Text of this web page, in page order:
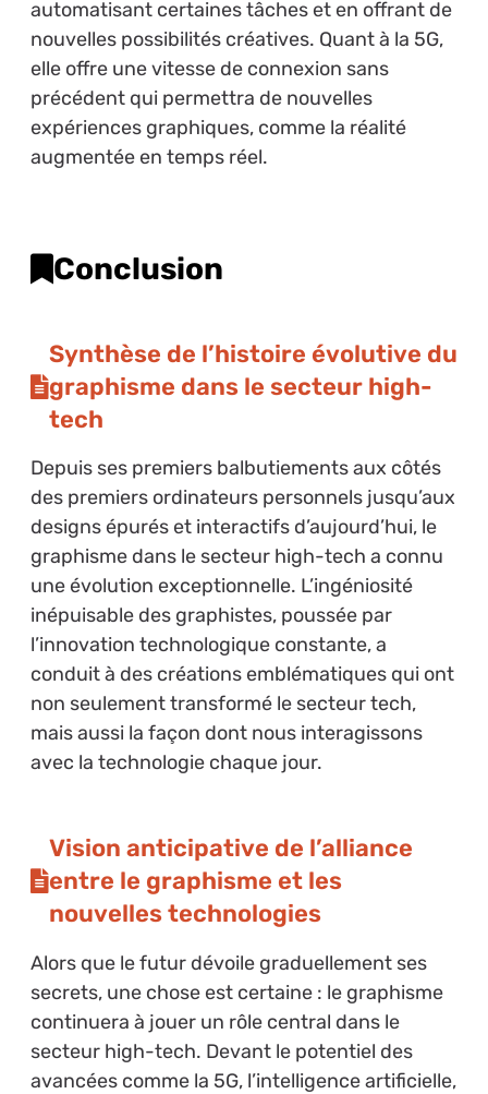
automatisant certaines tâches et en offrant de
nouvelles possibilités créatives. Quant à la 5G,
elle offre une vitesse de connexion sans
précédent qui permettra de nouvelles
expériences graphiques, comme la réalité
augmentée en temps réel.
Conclusion
Synthèse de l’histoire évolutive du
graphisme dans le secteur high-
tech
Depuis ses premiers balbutiements aux côtés
des premiers ordinateurs personnels jusqu’aux
designs épurés et interactifs d’aujourd’hui, le
graphisme dans le secteur high-tech a connu
une évolution exceptionnelle. L’ingéniosité
inépuisable des graphistes, poussée par
l’innovation technologique constante, a
conduit à des créations emblématiques qui ont
non seulement transformé le secteur tech,
mais aussi la façon dont nous interagissons
avec la technologie chaque jour.
Vision anticipative de l’alliance
entre le graphisme et les
nouvelles technologies
Alors que le futur dévoile graduellement ses
secrets, une chose est certaine : le graphisme
continuera à jouer un rôle central dans le
secteur high-tech. Devant le potentiel des
avancées comme la 5G, l’intelligence artificielle,